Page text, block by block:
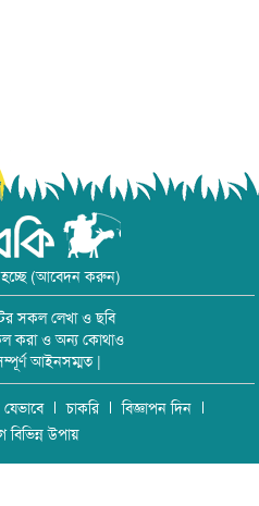
(আবেদন করুন)
সকল লেখা ও ছবি
করা ও অন্য কোথাও
আইনসম্মত |
চাকরি
বিজ্ঞাপন দিন
বিভিন্ন উপায়